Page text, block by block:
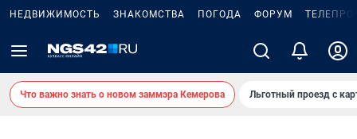
НЕДВИЖИМОСТЬ ЗНАКОМСТВА ПОГОДА ФОРУМ
Что важно знать о новом заммэра Кемерова Льготный проезд с